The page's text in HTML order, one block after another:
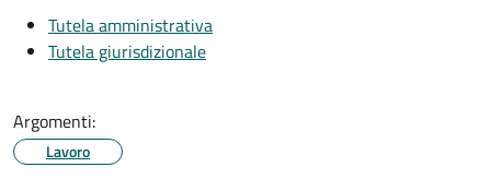
Tutela amministrativa
Tutela giurisdizionale
Argomenti:
Lavoro